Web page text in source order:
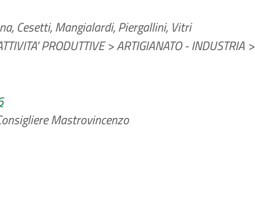
Cesetti, Mangialardi, Piergallini, Vitri
PRODUTTIVE > ARTIGIANATO - INDUSTRIA >
Mastrovincenzo